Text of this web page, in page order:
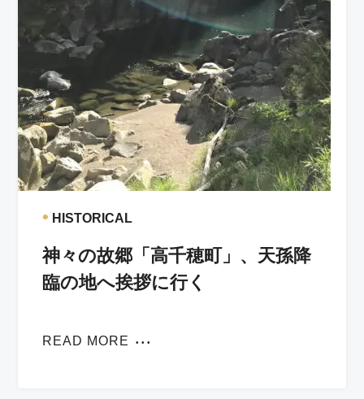
• HISTORICAL
神々の故郷「高千穂町」、天孫降
臨の地へ挨拶に行く
READ MORE